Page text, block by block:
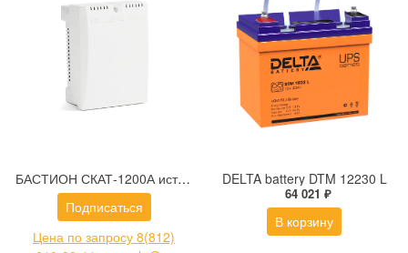
БАСТИОН СКАТ-1200А источник бесперебойного питания
Подписаться
Цена по запросу 8(812)
DELTA battery DTM 12230 L
64 021 ₽
В корзину